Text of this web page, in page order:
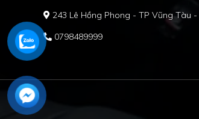
243 Lê Hồng Phong - TP Vũng Tàu
0798489999